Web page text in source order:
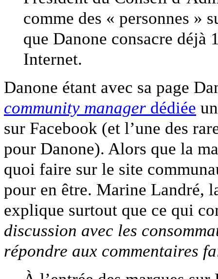
comme des « personnes »
que Danone consacre déjà
Internet.
Danone étant avec sa page
community manager dédiée
sur Facebook (et l’une des
pour Danone). Alors que la
quoi faire sur le site
pour en être. Marine Landré,
explique surtout que ce qui
discussion avec les
répondre aux commentaires